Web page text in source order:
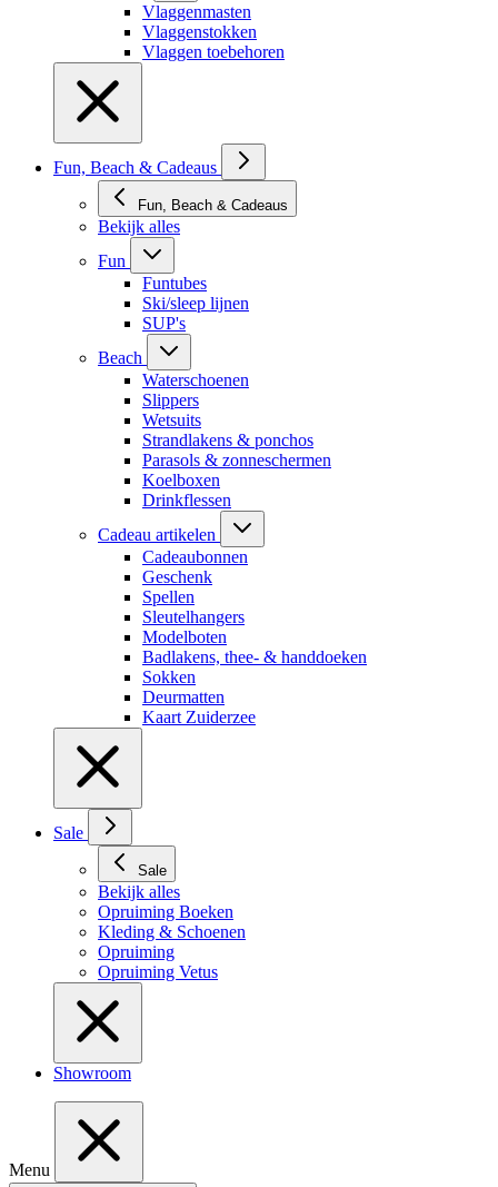
Vlaggenmasten
Vlaggenstokken
Vlaggen toebehoren
Fun, Beach & Cadeaus
Fun, Beach & Cadeaus
Bekijk alles
Fun
Funtubes
Ski/sleep lijnen
SUP's
Beach
Waterschoenen
Slippers
Wetsuits
Strandlakens & ponchos
Parasols & zonneschermen
Koelboxen
Drinkflessen
Cadeau artikelen
Cadeaubonnen
Geschenk
Spellen
Sleutelhangers
Modelboten
Badlakens, thee- & handdoeken
Sokken
Deurmatten
Kaart Zuiderzee
Sale
Sale
Bekijk alles
Opruiming Boeken
Kleding & Schoenen
Opruiming
Opruiming Vetus
Showroom
Menu